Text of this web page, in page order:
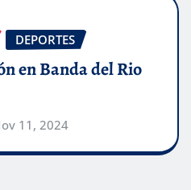
DEPORTES
en Banda del Rio
11, 2024